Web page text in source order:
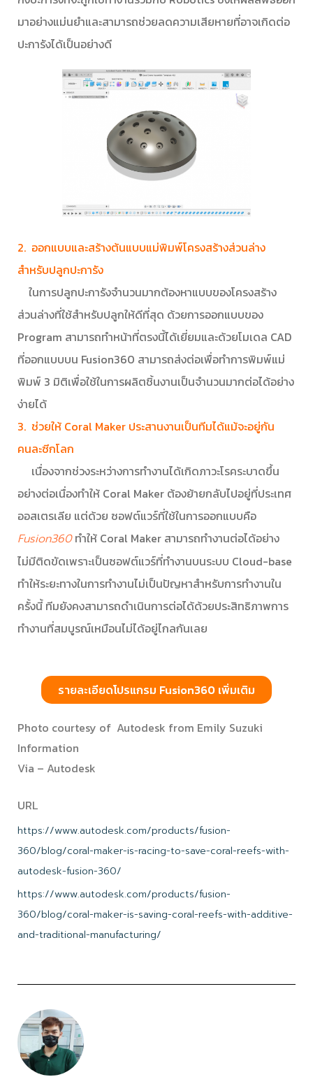
มาอย่างแม่นยำและสามารถช่วยลดความเสียหายที่อาจเกิดต่อ
ปะการังได้เป็นอย่างดี
2. ออกแบบและสร้างต้นแบบแม่พิมพ์โครงสร้างส่วนล่าง
สำหรับปลูกปะการัง
ในการปลูกปะการังจำนวนมากต้องหาแบบของโครงสร้าง
ส่วนล่างที่ใช้สำหรับปลูกให้ดีที่สุด ด้วยการออกแบบของ
Program สามารถทำหน้าที่ตรงนี้ได้เยี่ยมและด้วยโมเดล CAD
ที่ออกแบบบน Fusion360 สามารถส่งต่อเพื่อทำการพิมพ์แม่
พิมพ์ 3 มิติเพื่อใช้ในการผลิตชิ้นงานเป็นจำนวนมากต่อได้อย่าง
ง่ายได้
3. ช่วยให้ Coral Maker ประสานงานเป็นทีมได้แม้จะอยู่กัน
คนละซีกโลก
เนื่องจากช่วงระหว่างการทำงานได้เกิดภาวะโรคระบาดขึ้น
อย่างต่อเนื่องทำให้ Coral Maker ต้องย้ายกลับไปอยู่ที่ประเทศ
ออสเตรเลีย แต่ด้วย ซอฟต์แวร์ที่ใช้ในการออกแบบคือ
Fusion360ทำให้ Coral Maker สามารถทำงานต่อได้อย่าง
ไม่มีติดขัดเพราะเป็นซอฟต์แวร์ที่ทำงานบนระบบ Cloud-base
ทำให้ระยะทางในการทำงานไม่เป็นปัญหาสำหรับการทำงานใน
ครั้งนี้ ทีมยังคงสามารถดำเนินการต่อได้ด้วยประสิทธิภาพการ
ทำงานที่สมบูรณ์เหมือนไม่ได้อยู่ไกลกันเลย
รายละเอียดโปรแกรม Fusion360 เพิ่มเติม
Photo courtesy of Autodesk from Emily Suzuki
Information
Via – Autodesk
URL
https://www.autodesk.com/products/fusion-
360/blog/coral-maker-is-racing-to-save-coral-reefs-with-
autodesk-fusion-360/
https://www.autodesk.com/products/fusion-
360/blog/coral-maker-is-saving-coral-reefs-with-additive-
and-traditional-manufacturing/